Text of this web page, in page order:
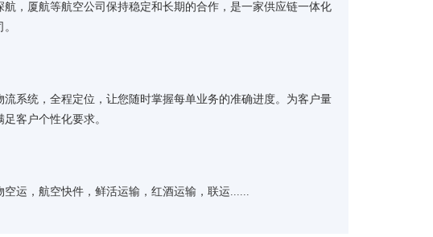
航，厦航等航空公司保持稳定和长期的合作，是一家供应链一体化
流系统，全程定位，让您随时掌握每单业务的准确进度。为客户量
客户个性化要求。
空运，航空快件，鲜活运输，红酒运输，联运......